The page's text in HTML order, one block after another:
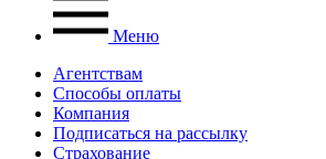
Меню
Агентствам
Способы оплаты
Компания
Подписаться на рассылку
Страхование